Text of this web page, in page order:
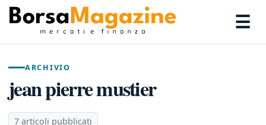
☰
ARCHIVIO
jean pierre mustier
7 articoli pubblicati